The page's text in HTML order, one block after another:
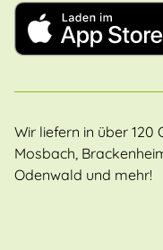
Wir liefern in über 120
Mosbach,
Odenwald und mehr!